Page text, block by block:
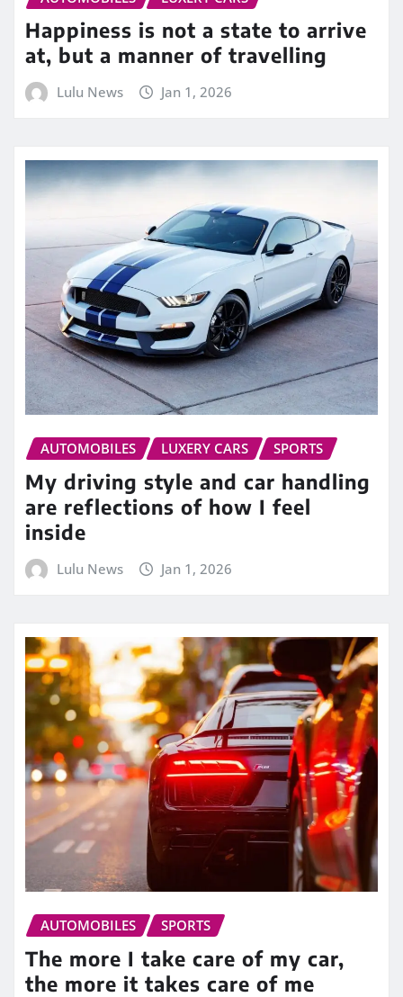
Happiness is not a state to arrive
at, but a manner of travelling
Lulu News Jan 1, 2026
AUTOMOBILES LUXERY CARS SPORTS
My driving style and car handling
are reflections of how I feel
inside
Lulu News Jan 1, 2026
AUTOMOBILES SPORTS
The more I take care of my car,
the more it takes care of me